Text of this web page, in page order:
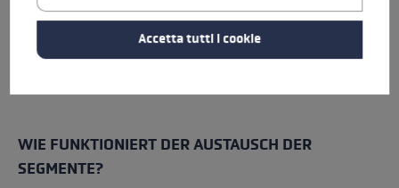
WIE FUNKTIONIERT DER AUSTAUSCH DER
SEGMENTE?
Accetta tutti i cookie